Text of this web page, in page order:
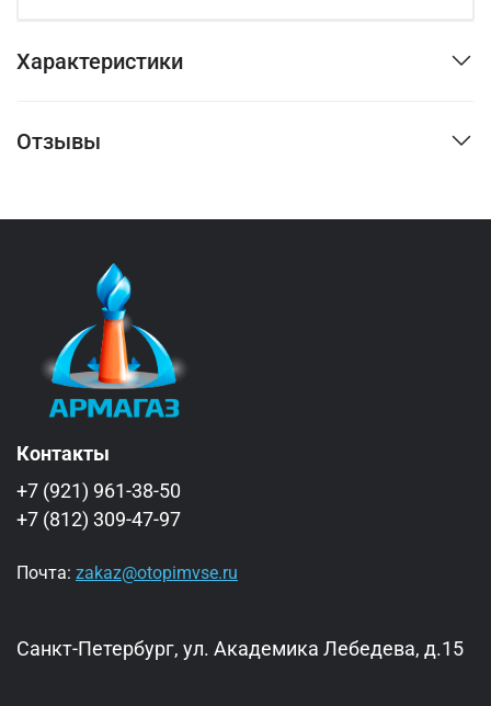
Характеристики
Отзывы
Контакты
+7 (921) 961-38-50
+7 (812) 309-47-97
Почта: zakaz@otopimvse.ru
Санкт-Петербург, ул. Академика Лебедева, д.15